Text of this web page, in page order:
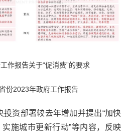
作报告关于“促消费”的要求
份2023年政府工作报告
投资部署较去年增加并提出“加快
实施城市更新行动”等内容，反映